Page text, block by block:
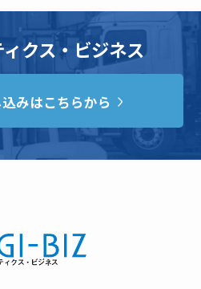
クス・ビジネス
みはこちらから